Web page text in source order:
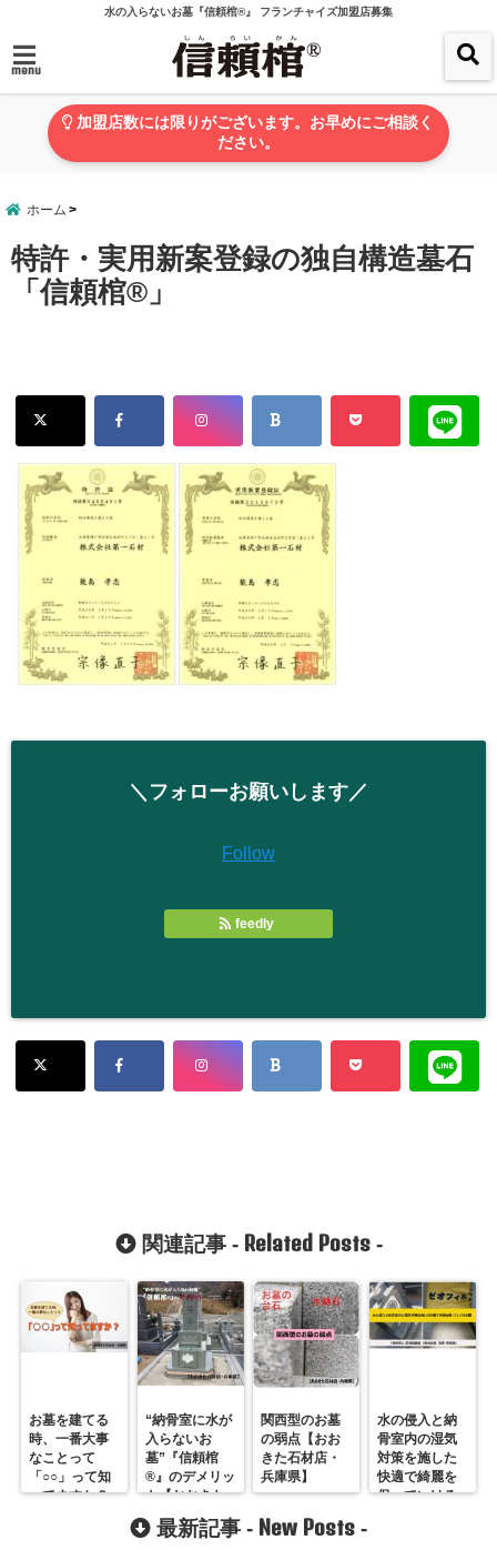
水の入らないお墓『信頼棺®』 フランチャイズ加盟店募集
menu
加盟店数には限りがございます。お早めにご相談く
ださい。
ホーム
特許・実用新案登録の独自構造墓石
「信頼棺®」
＼フォローお願いします／
Follow
feedly
関連記事 - Related Posts-
お墓を建てる
時、一番大事
なことって
「○○」って知
ってますか？
“納骨室に水が
入らないお
墓”『信頼棺
®』のデメリッ
ト【おおきた
石材店・兵庫
県】
関西型のお墓
の弱点【おお
きた石材店・
兵庫県】
水の侵入と納
骨室内の湿気
対策を施した
快適で綺麗を
保っていける
最新記事 - New Posts -